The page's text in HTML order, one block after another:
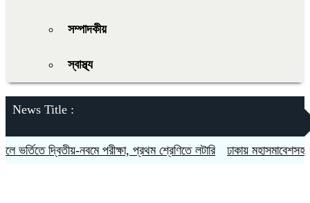
সম্পাদকীয়
স্বাস্থ্য
News Title :
দ্বিতীয়-নবমে পরীক্ষা, প্রথম শ্রেণিতে লটারি ঢাকায় মহাসমাবেশসহ